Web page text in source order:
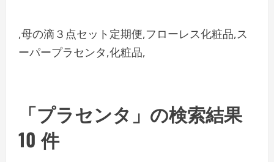
,母の滴３点セット定期便,フローレス化粧品,ス
ーパープラセンタ,化粧品,
「プラセンタ」の検索結果
10 件